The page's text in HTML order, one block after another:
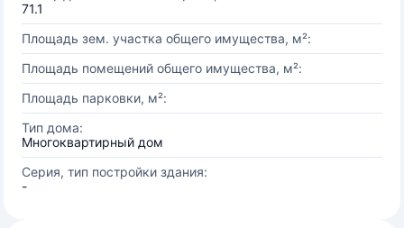
71.1
Площадь зем. участка общего имущества, м²:
Площадь помещений общего имущества, м²:
Площадь парковки, м²:
Тип дома:
Многоквартирный дом
Серия, тип постройки здания:
-